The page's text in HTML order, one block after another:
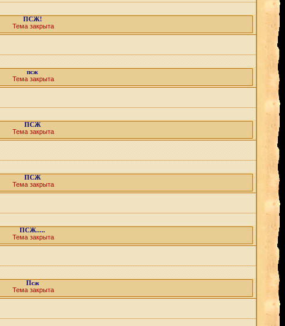
ПСЖ!
Тема закрыта
псж
Тема закрыта
ПСЖ
Тема закрыта
ПСЖ
Тема закрыта
ПСЖ.....
Тема закрыта
Псж
Тема закрыта